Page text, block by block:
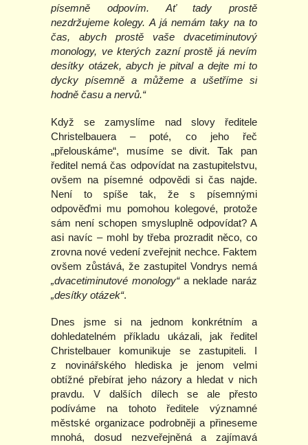
písemně odpovím. Ať tady prostě
nezdržujeme kolegy. A já nemám taky na to
čas, abych prostě vaše dvacetiminutový
monology, ve kterých zazní prostě já nevím
desítky otázek, abych je pitval a dejte mi to
dycky písemně a můžeme a ušetříme si
hodně času a nervů.“
Když se zamyslíme nad slovy ředitele
Christelbauera – poté, co jeho řeč
„přelouskáme“, musíme se divit. Tak pan
ředitel nemá čas odpovídat na zastupitelstvu,
ovšem na písemné odpovědi si čas najde.
Není to spíše tak, že s písemnými
odpověďmi mu pomohou kolegové, protože
sám není schopen smysluplně odpovídat? A
asi navíc – mohl by třeba prozradit něco, co
zrovna nové vedení zveřejnit nechce. Faktem
ovšem zůstává, že zastupitel Vondrys nemá
„dvacetiminutové monology“a neklade naráz
„desítky otázek“.
Dnes jsme si na jednom konkrétním a
dohledatelném příkladu ukázali, jak ředitel
Christelbauer komunikuje se zastupiteli. I
z novinářského hlediska je jenom velmi
obtížné přebírat jeho názory a hledat v nich
pravdu. V dalších dílech se ale přesto
podíváme na tohoto ředitele významné
městské organizace podrobněji a přineseme
mnohá, dosud nezveřejněná a zajímavá